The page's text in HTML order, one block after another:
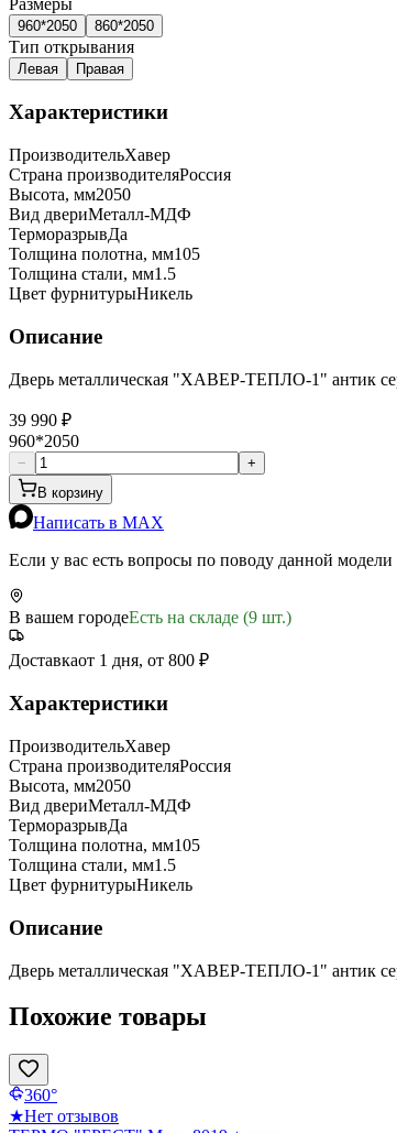
960*2050 860*2050
Тип открывания
Левая Правая
Характеристики
ПроизводительХавер
Страна производителяРоссия
Высота, мм2050
Вид двериМеталл-МДФ
ТерморазрывДа
Толщина полотна, мм105
Толщина стали, мм1.5
Цвет фурнитурыНикель
Описание
Дверь металлическая "ХАВЕР-ТЕПЛО-1" антик
39 990 ₽
960*2050
−
+
В корзину
Написать в MAX
Если у вас есть вопросы по поводу данной
В вашем городеЕсть на складе (9 шт.)
Доставкаот 1 дня, от 800 ₽
Характеристики
ПроизводительХавер
Страна производителяРоссия
Высота, мм2050
Вид двериМеталл-МДФ
ТерморазрывДа
Толщина полотна, мм105
Толщина стали, мм1.5
Цвет фурнитурыНикель
Описание
Дверь металлическая "ХАВЕР-ТЕПЛО-1" антик
Похожие товары
360°
★Нет отзывов